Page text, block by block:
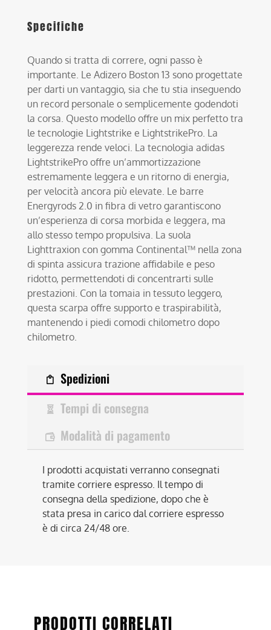
Specifiche
Quando si tratta di correre, ogni passo è
importante. Le Adizero Boston 13 sono progettate
per darti un vantaggio, sia che tu stia inseguendo
un record personale o semplicemente godendoti
la corsa. Questo modello offre un mix perfetto tra
le tecnologie Lightstrike e LightstrikePro. La
leggerezza rende veloci. La tecnologia adidas
LightstrikePro offre un’ammortizzazione
estremamente leggera e un ritorno di energia,
per velocità ancora più elevate. Le barre
Energyrods 2.0 in fibra di vetro garantiscono
un’esperienza di corsa morbida e leggera, ma
allo stesso tempo propulsiva. La suola
Lighttraxion con gomma Continental™ nella zona
di spinta assicura trazione affidabile e peso
ridotto, permettendoti di concentrarti sulle
prestazioni. Con la tomaia in tessuto leggero,
questa scarpa offre supporto e traspirabilità,
mantenendo i piedi comodi chilometro dopo
chilometro.
Spedizioni
Tempi di consegna
Modalità di pagamento
I prodotti acquistati verranno consegnati
tramite corriere espresso. Il tempo di
consegna della spedizione, dopo che è
stata presa in carico dal corriere espresso
è di circa 24/48 ore.
PRODOTTI CORRELATI